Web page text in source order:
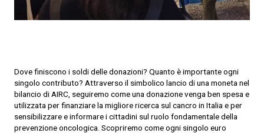
Dove finiscono i soldi delle donazioni? Quanto è importante ogni
singolo contributo? Attraverso il simbolico lancio di una moneta nel
bilancio di AIRC, seguiremo come una donazione venga ben spesa e
utilizzata per finanziare la migliore ricerca sul cancro in Italia e per
sensibilizzare e informare i cittadini sul ruolo fondamentale della
prevenzione oncologica. Scopriremo come ogni singolo euro